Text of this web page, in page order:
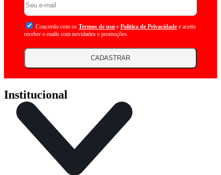
Concordo com os Termos de uso e Politica de Privacidade e aceito
receber e-mails com novidades e promoções.
CADASTRAR
Institucional